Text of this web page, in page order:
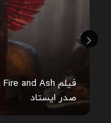
صدر ایستاد